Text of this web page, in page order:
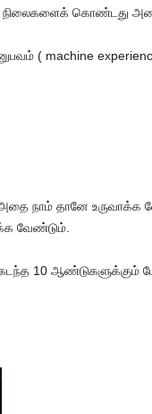
நிலைகளைக் கொண்டது
( machine
நாம் தானே உருவாக்க
வேண்டும்.
10 ஆண்டுகளுக்கும்